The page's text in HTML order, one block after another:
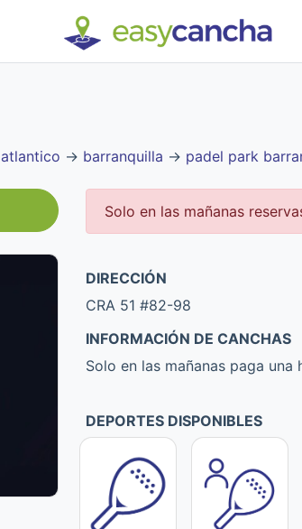
atlantico → barranquilla → padel park
Solo en las mañanas
DIRECCIÓN
CRA 51 #82-98
INFORMACIÓN DE CANCHAS
Solo en las mañanas paga
DEPORTES DISPONIBLES